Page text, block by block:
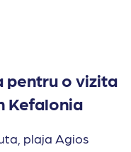
pentru o vizita
Kefalonia
plaja Agios